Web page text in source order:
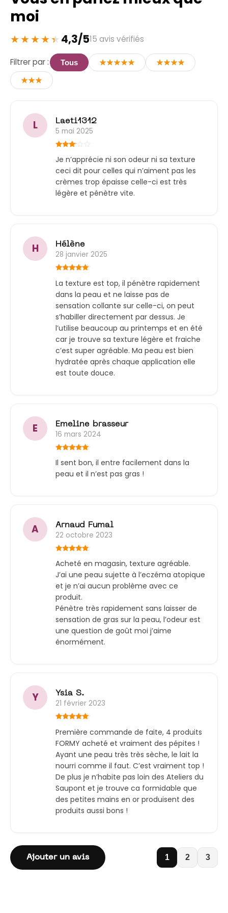
immédiatement, sans résidu gras
Parfum naturel discret et
enveloppant
Soin quotidien pensé pour tous les
épidermes.
Retrouvez toutes
prendre soin du corps et de l’esprit
moi
4,3/515 avis vérifiés
Filtrer par : Tous ★★★★★ ★★★★
★★★
L
sur 5
Laeti1312
5 mai 2025
Je n’apprécie ni son odeur ni sa texture
ceci dit pour celles qui n’aiment pas les
crèmes trop épaisse celle-ci est très
légère et pénètre vite.
H
5
Hélène
28 janvier 2025
La texture est top, il pénètre rapidement
dans la peau et ne laisse pas de
sensation collante sur celle-ci, on peut
s’habiller directement par dessus. Je
l’utilise beaucoup au printemps et en été
car je trouve sa texture légère et fraiche
c’est super agréable. Ma peau est bien
hydratée après chaque application elle
est toute douce.
E
5
Emeline brasseur
16 mars 2024
Il sent bon, il entre facilement dans la
peau et il n’est pas gras !
A
5
Arnaud Fumal
22 octobre 2023
Acheté en magasin, texture agréable.
J’ai une peau sujette à l’eczéma atopique
et je n’ai aucun problème avec ce
produit.
Pénètre très rapidement sans laisser de
sensation de gras sur la peau, l’odeur est
une question de goût moi j’aime
énormément.
Y
5
Ysia S.
21 février 2023
Première commande de faite, 4 produits
FORMY acheté et vraiment des pépites !
Ayant une peau très très sèche, le lait la
nourri comme il faut. C’est vraiment top !
De plus je n’habite pas loin des Ateliers du
Saupont et je trouve ca formidable que
des petites mains en or produisent des
produits aussi bons !
Ajouter un avis 1 2 3